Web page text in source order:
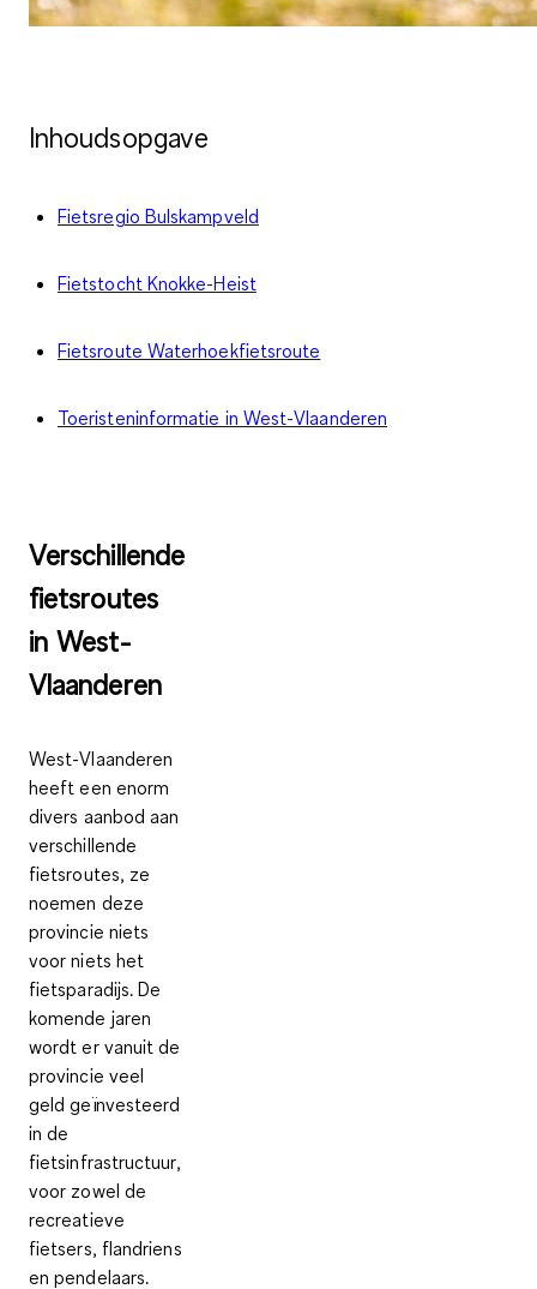
Inhoudsopgave
Fietsregio Bulskampveld
Fietstocht Knokke-Heist
Fietsroute Waterhoekfietsroute
Toeristeninformatie in West-Vlaanderen
Verschillende
fietsroutes
in West-
Vlaanderen
West-Vlaanderen
heeft een enorm
divers aanbod aan
verschillende
fietsroutes, ze
noemen deze
provincie niets
voor niets het
fietsparadijs. De
komende jaren
wordt er vanuit de
provincie veel
geld geïnvesteerd
in de
fietsinfrastructuur,
voor zowel de
recreatieve
fietsers, flandriens
en pendelaars.